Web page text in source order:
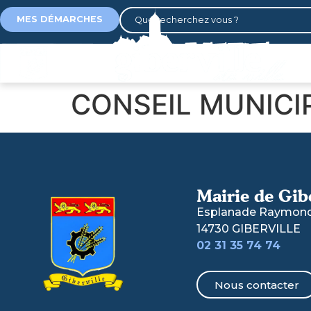
principal
MES DÉMARCHES
CONSEIL
Mairie de
Esplanade
14730 GIBERVILLE
02 31 35 74 74
Nous contacter